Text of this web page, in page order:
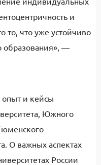
и
что уже устойчиво
образования», —
и кейсы
Южного
О важных аспектах
России